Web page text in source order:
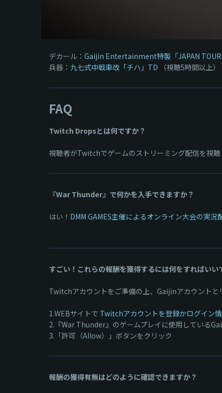
デカール： Gaijin Entertainment特製「JAPAN
兵器： 九七式中戦車改「チハ」TD （視聴5時間以上）
FAQ
Twitch Dropsとは何ですか？
視聴者がTwitchでゲームのストリーミング配信を視
『War Thunder』で何かを入手できますか？
はい！ DMM GAMES主催によるオンライン大会の実況
すごい！これらの報酬を獲得するには何をすればいい
Twitchアカウントをご準備の上、Gaijinアカウントと
1.WEBサイトで Twitchアカウントを登録かログイン
2.『War Thunder』のゲームプレイに使用している
3.「許可（Allow）」ボタンをクリック
報酬の獲得有無はどのように確認できますか？